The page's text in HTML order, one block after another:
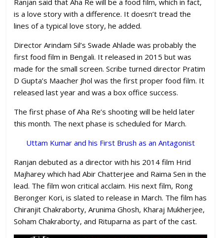
Ranjan said that Aha Re will be a food film, which in fact,
is a love story with a difference. It doesn’t tread the
lines of a typical love story, he added.
Director Arindam Sil’s Swade Ahlade was probably the
first food film in Bengali. It released in 2015 but was
made for the small screen. Scribe turned director Pratim
D Gupta’s Maacher Jhol was the first proper food film. It
released last year and was a box office success.
The first phase of Aha Re’s shooting will be held later
this month. The next phase is scheduled for March.
Uttam Kumar and his First Brush as an Antagonist
Ranjan debuted as a director with his 2014 film Hrid
Majharey which had Abir Chatterjee and Raima Sen in the
lead. The film won critical acclaim. His next film, Rong
Beronger Kori, is slated to release in March. The film has
Chiranjit Chakraborty, Arunima Ghosh, Kharaj Mukherjee,
Soham Chakraborty, and Rituparna as part of the cast.